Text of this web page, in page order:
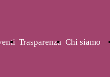
Trasparenza Chi siamo